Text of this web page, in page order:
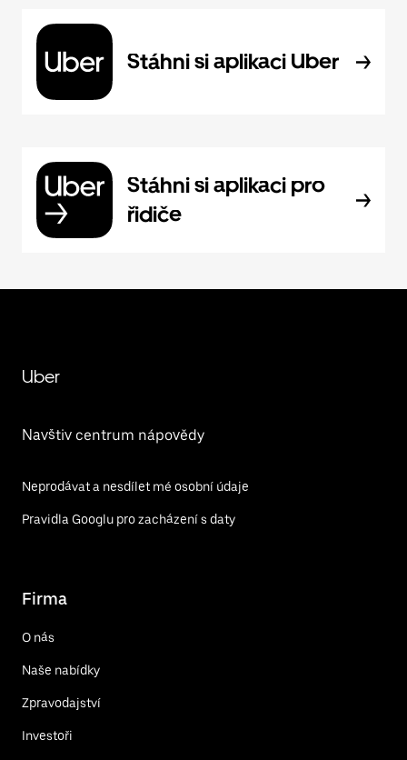
Stáhni si aplikaci Uber
Stáhni si aplikaci pro
řidiče
Uber
Navštiv centrum nápovědy
Neprodávat a nesdílet mé osobní údaje
Pravidla Googlu pro zacházení s daty
Firma
O nás
Naše nabídky
Zpravodajství
Investoři